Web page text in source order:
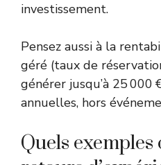
investissement.
Pensez aussi à la
géré (taux de
générer jusqu’à 25 000
annuelles, hors
Quels